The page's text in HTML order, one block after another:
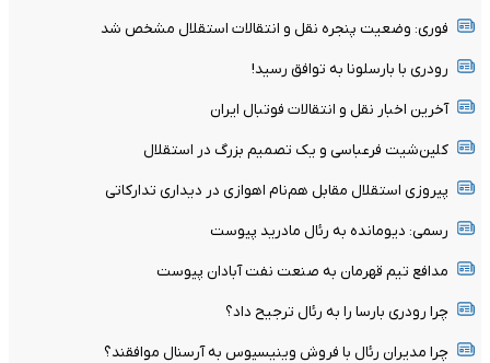
فوری: وضعیت پنجره نقل و انتقالات استقلال مشخص شد
رودری با بارسلونا به توافق رسید!
آخرین اخبار نقل و انتقالات فوتبال ایران
کلین‌شیت فرعباسی و یک تصمیم بزرگ در استقلال
پیروزی استقلال مقابل هم‌نام اهوازی در دیداری تدارکاتی
رسمی: دیومانده به رئال مادرید پیوست
مدافع تیم قهرمان به صنعت نفت آبادان پیوست
چرا رودری بارسا را به رئال ترجیح داد؟
چرا مدیران رئال با فروش وینیسیوس به آرسنال موافقند؟